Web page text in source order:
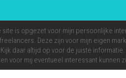
site is opgezet voor mijn persoonlijke
Deze zijn voor mijn eigen
daar altijd op voor de juiste
voor mij eventueel interessant kunnen